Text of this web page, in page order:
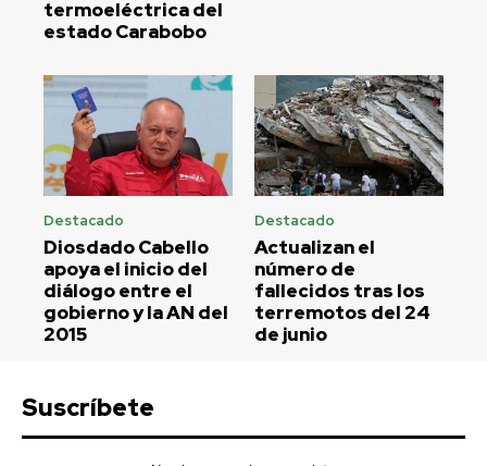
termoeléctrica del
estado Carabobo
Destacado
Diosdado Cabello
apoya el inicio del
diálogo entre el
gobierno y la AN del
2015
Destacado
Actualizan el
número de
fallecidos tras los
terremotos del 24
de junio
Suscríbete